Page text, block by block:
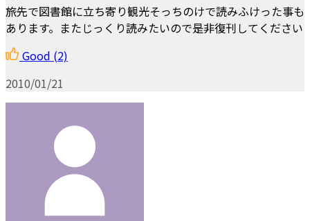
旅先で図書館に立ち寄り観光そっちのけで読みふけった事も
あります。またじっくり読みたいので是非復刊してください
Good (2)
2010/01/21